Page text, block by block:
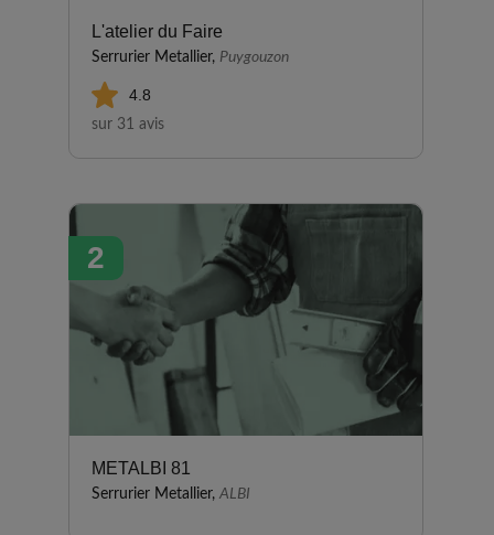
L'atelier du Faire
Serrurier Metallier, Puygouzon
4.8
sur 31 avis
2
METALBI 81
Serrurier Metallier, ALBI